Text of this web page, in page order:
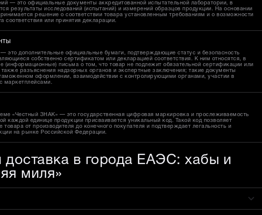
— это официальные документы аккредитованной испытательной лаборатории, в
результаты исследований (испытаний) и измерений образцов продукции. На основании
решение о соответствии товара установленным требованиям и о возможности
соответствия или принятия декларации.
это дополнительные официальные бумаги, подтверждающие статус и безопасность
собственно сертификатом или декларацией соответствия. К ним относятся, в
(информационные) письма о том, что товар не подлежит обязательной сертификации или
разъяснения надзорных органов и экспертные заключения; такие документы
оформлении, взаимодействии с контролирующими органами, участии в
маркетплейсами.
«Честный ЗНАК» — это государственная цифровая маркировка и прослеживаемость
каждой единице продукции присваивается уникальный код. Такой код позволяет
товара от производителя до конечного покупателя и подтверждает легальность и
на рынке Российской Федерации.
доставка в города ЕАЭС: хабы и
миля»